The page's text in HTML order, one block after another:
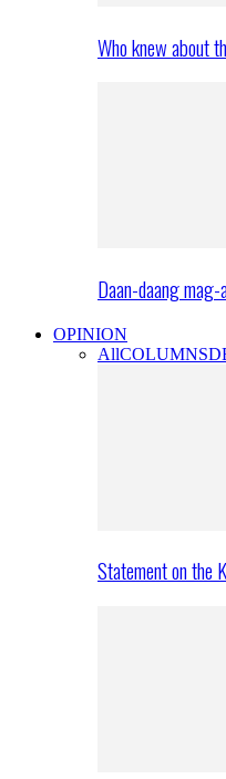
Who knew about
Daan-daang
OPINION
AllCOLUMNS
Statement on the